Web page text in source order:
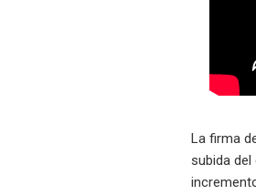
La firma
subida del